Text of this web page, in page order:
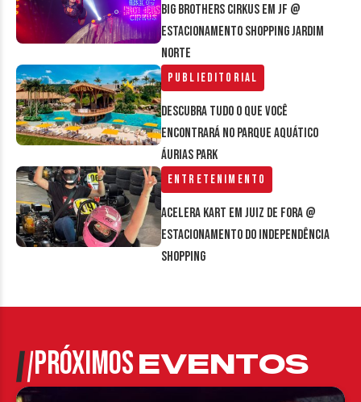
Big Brothers Cirkus em JF @
estacionamento Shopping Jardim
Norte
Publieditorial
Descubra tudo o que você
encontrará no parque aquático
Áurias Park
Entretenimento
Acelera Kart em Juiz de Fora @
estacionamento do Independência
Shopping
PRÓXIMOSEVENTOS